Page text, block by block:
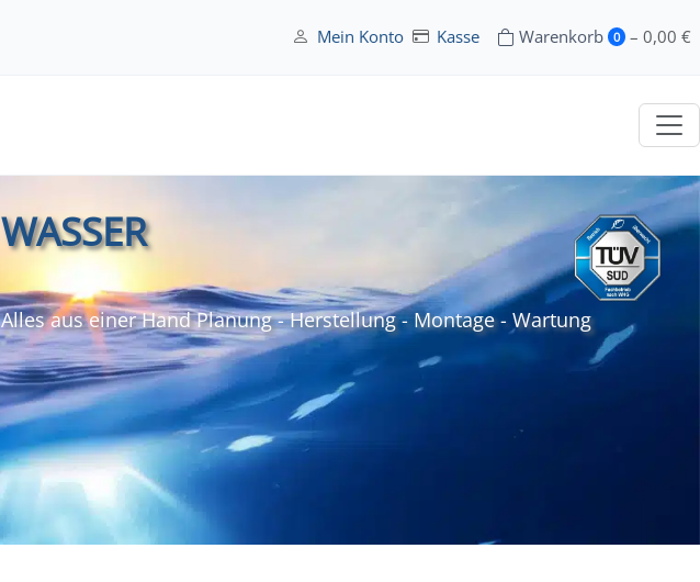
Mein Konto Kasse Warenkorb 0 – 0,00 €
WASSER
Alles aus einer Hand Planung - Herstellung - Montage - Wartung